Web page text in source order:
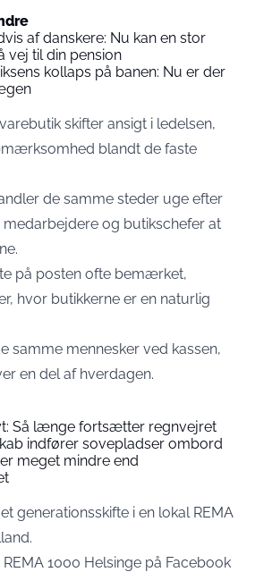
af danskere: Nu kan en stor
til din pension
kollaps på banen: Nu er der
skifter ansigt i ledelsen,
blandt de faste
de samme steder uge efter
og butikschefer at
på posten ofte bemærket,
hvor butikkerne er en naturlig
samme mennesker ved kassen,
en del af hverdagen.
Så længe fortsætter regnvejret
indfører sovepladser ombord
meget mindre end
generationsskifte i en lokal REMA
1000 Helsinge på Facebook